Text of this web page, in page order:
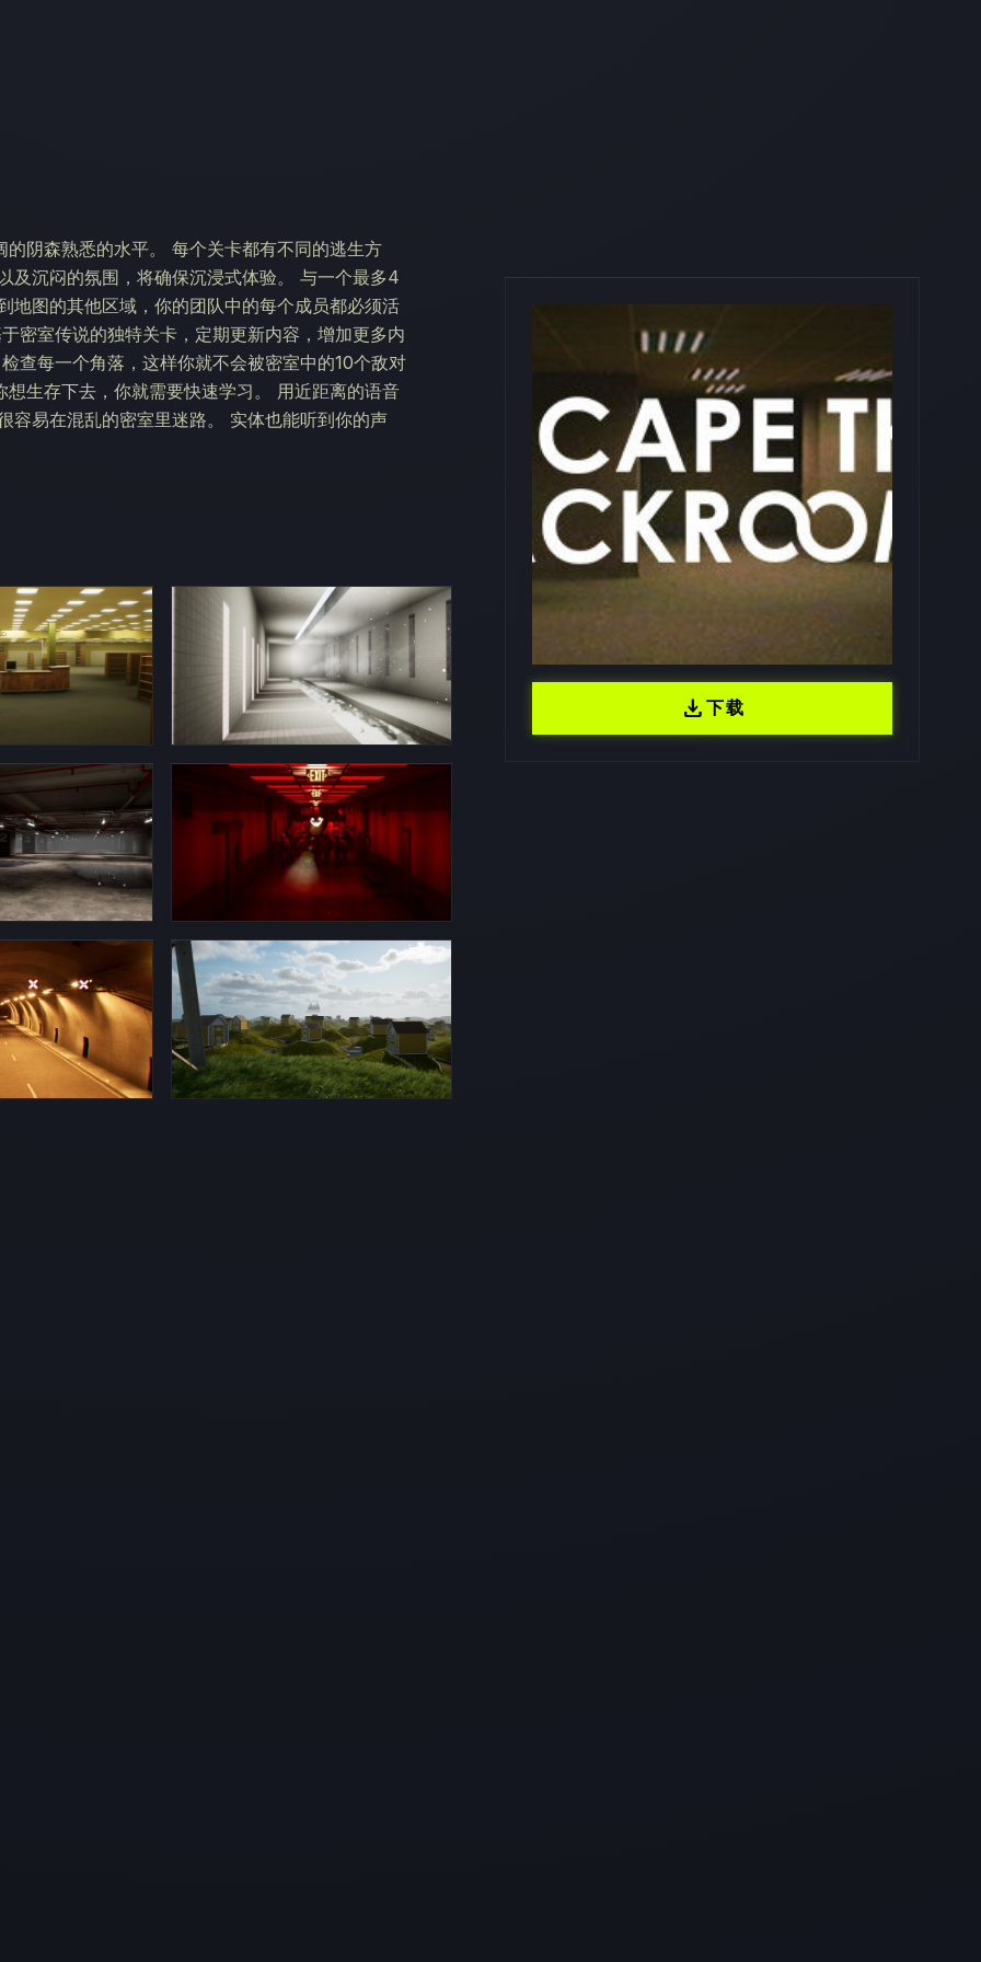
阴森熟悉的水平。 每个关卡都有不同的逃生方
及沉闷的氛围，将确保沉浸式体验。 与一个最多4
地图的其他区域，你的团队中的每个成员都必须活
密室传说的独特关卡，定期更新内容，增加更多内
查每一个角落，这样你就不会被密室中的10个敌对
生存下去，你就需要快速学习。 用近距离的语音
容易在混乱的密室里迷路。 实体也能听到你的声
download下载